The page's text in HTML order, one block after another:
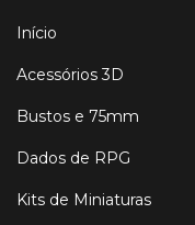
Início
Acessórios 3D
Bustos e 75mm
Dados de RPG
Kits de Miniaturas